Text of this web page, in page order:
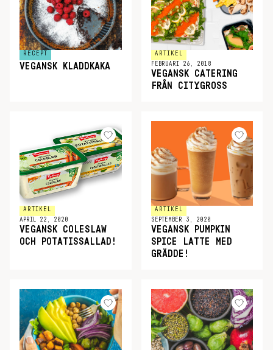
RECEPT
VEGANSK KLADDKAKA
ARTIKEL
FEBRUARI 26, 2018
VEGANSK CATERING
FRÅN CITYGROSS
ARTIKEL
APRIL 22, 2020
VEGANSK COLESLAW
OCH POTATISSALLAD!
ARTIKEL
SEPTEMBER 3, 2020
VEGANSK PUMPKIN
SPICE LATTE MED
GRÄDDE!